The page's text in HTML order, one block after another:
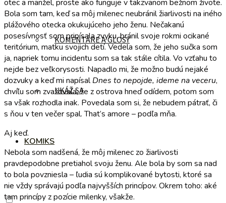
KOMENTÁRE A GLOSY
UKÁŽ SA
KOMIKS
otec a manžel, proste ako funguje v takzvanom bežnom živote.
Bola som tam, keď sa môj milenec neubránil žiarlivosti na iného
plážového otecka okukujúceho jeho ženu. Nečakanú
posesívnosť som pripísala zvyku, bránil svoje rokmi ocikané
teritórium, matku svojich detí. Vedela som, že jeho sučka som
ja, napriek tomu incidentu som sa tak stále cítila. Vo vzťahu to
nejde bez veľkorysosti. Napadlo mi, že možno budú nejaké
dozvuky a keď mi napísalDnes to nepojde, ideme na veceru,
chvíľu som zvažovala, že z ostrova hneď odídem, potom som
sa však rozhodla inak. Povedala som si, že nebudem pátrať, či
s ňou v ten večer spal. That’s amore – podľa mňa.
Aj keď.
Nebola som nadšená, že môj milenec zo žiarlivosti
pravdepodobne pretiahol svoju ženu. Ale bola by som sa nad
to bola povzniesla – ľudia sú komplikované bytosti, ktoré sa
nie vždy správajú podľa najvyšších princípov. Okrem toho: aké
tam princípy z pozície milenky, všakže.